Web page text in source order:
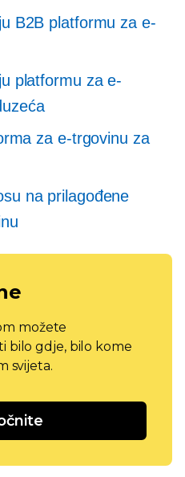
B2B platformu za e-
platformu za e-
za e-trgovinu za
na prilagođene
možete
bilo gdje, bilo kome
svijeta.